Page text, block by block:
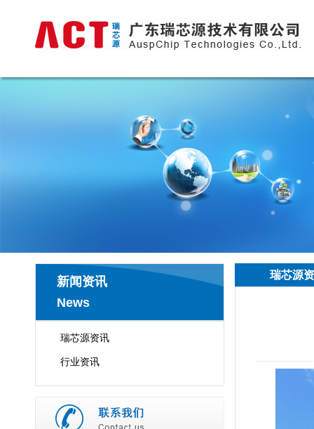
新闻资讯
News
瑞芯源资讯
行业资讯
瑞芯源